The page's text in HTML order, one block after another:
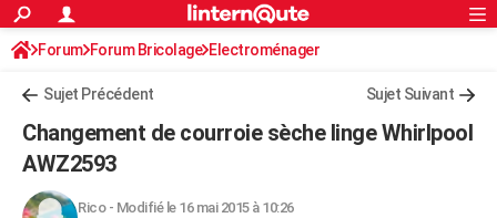
ACTUALITÉS
Politique
Société
Faits Divers
Education
Monde
Villes
+
Programme TV
TNTStreaming
Cinéma
Sorties cinéma
Musique
FINANCE
Retraite
Impôts
Epargne
Immobilier
Risques naturels par ville
Banque
Assurance
Crédit
AUTO
S'inscrire
Connexion
Forum Forum Bricolage Electroménager
Sujet Précédent Sujet Suivant
Changement de courroie sèche linge Whirlpool
AWZ2593
Rico- Modifié le 16 mai 2015 à 10:26